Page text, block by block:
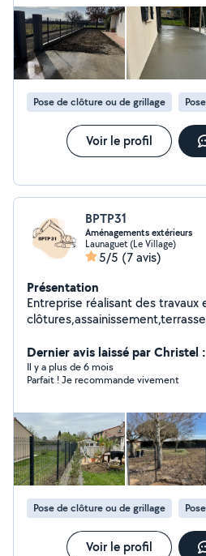
Pose de clôture ou de grillage
Voir le profil
BPTP31
Aménagements extérieurs
Launaguet (Le Village)
5/5 (7 avis)
Présentation
Entreprise réalisant des travaux
Dernier avis laissé par Christel
Il y a plus de 6 mois
Parfait ! Je recommande vivement
Pose de clôture ou de grillage
Voir le profil